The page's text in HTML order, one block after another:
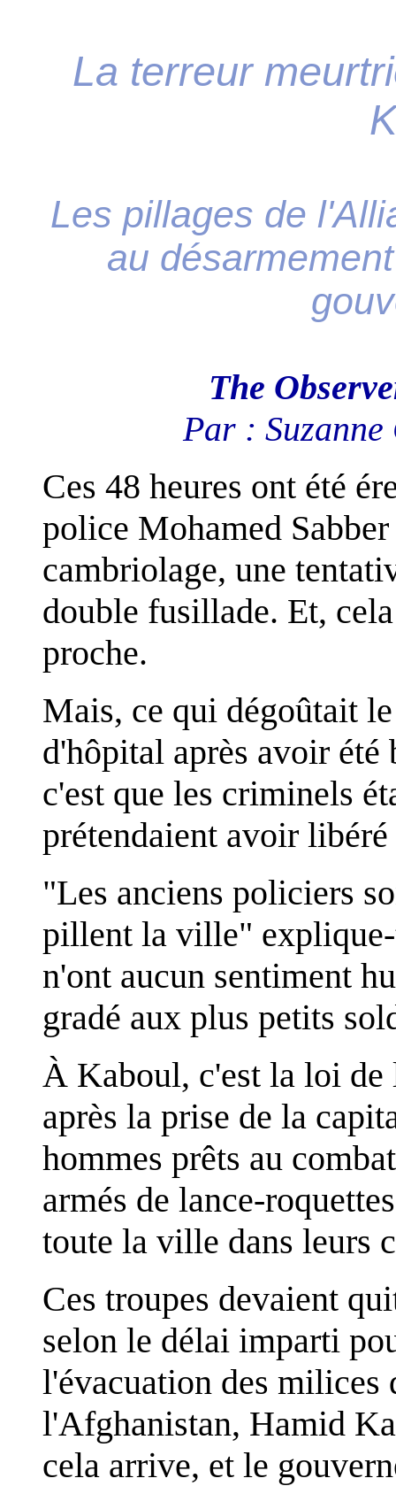
La terreur
Les pillages de
au
The
Par :
Ces 48 heures ont été
police Mohamed
cambriolage, une
double fusillade. Et,
proche.
Mais, ce qui dégoûtait
d'hôpital après avoir été
c'est que les criminels
prétendaient avoir
"Les anciens policiers
pillent la ville"
n'ont aucun sentiment
gradé aux plus petits
À Kaboul, c'est la loi
après la prise de la
hommes prêts au
armés de lance-
toute la ville dans leurs
Ces troupes devaient
selon le délai imparti
l'évacuation des
l'Afghanistan, Hamid
cela arrive, et le